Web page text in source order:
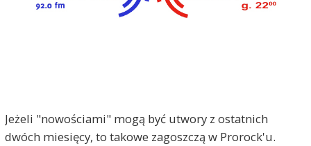
Jeżeli "nowościami" mogą być utwory z ostatnich
dwóch miesięcy, to takowe zagoszczą w Prorock'u.